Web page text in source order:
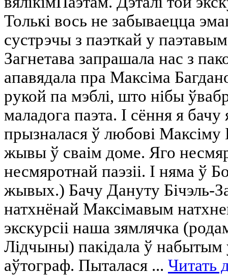
Толькі вось не забываецца
сустрэчы з паэткай у
Загнетава запрашала нас з
апавядала пра Максіма
рукой па мэблі, што нібы
маладога паэта. І сёння я
прызналася ў любові
жывы ў сваім доме. Яго
несмяротнай паэзіі. І няма ў
жывых.) Бачу Дануту Бічэль-
натхнёнай Максімавым
экскурсіі наша зямлячка
Лідчыны) пакідала ў набытым
аўтограф. Пыталася ... Читать